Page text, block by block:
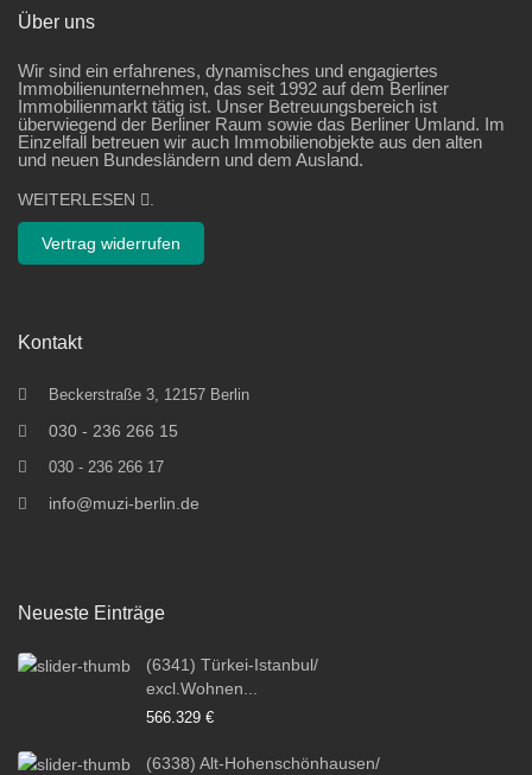
Über uns
Wir sind ein erfahrenes, dynamisches und engagiertes
Immobilienunternehmen, das seit 1992 auf dem Berliner
Immobilienmarkt tätig ist. Unser Betreuungsbereich ist
überwiegend der Berliner Raum sowie das Berliner Umland. Im
Einzelfall betreuen wir auch Immobilienobjekte aus den alten
und neuen Bundesländern und dem Ausland.
WEITERLESEN
Vertrag widerrufen
Kontakt
Beckerstraße 3, 12157 Berlin
030 - 236 266 15
030 - 236 266 17
info@muzi-berlin.de
Neueste Einträge
(6341) Türkei-Istanbul/
excl.Wohnen...
566.329 €
(6338) Alt-Hohenschönhausen/